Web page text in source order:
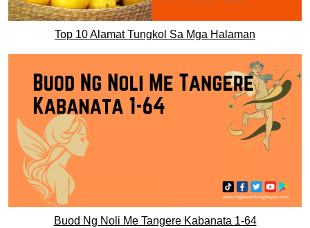
Top 10 Alamat Tungkol Sa Mga Halaman
Buod Ng Noli Me Tangere Kabanata 1-64